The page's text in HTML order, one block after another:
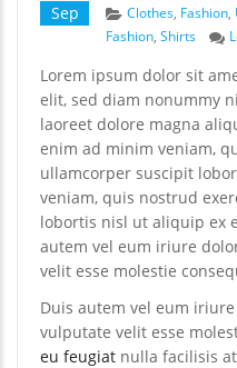
Sep Categories
Clothes, Fashion,
Fashion, Shirts
Lorem ipsum dolor sit
elit, sed diam nonummy
laoreet dolore magna
enim ad minim veniam,
ullamcorper suscipit
veniam, quis nostrud
lobortis nisl ut aliquip ex
autem vel eum iriure
velit esse molestie
Duis autem vel eum
vulputate velit esse
eu feugiat nulla facilisis